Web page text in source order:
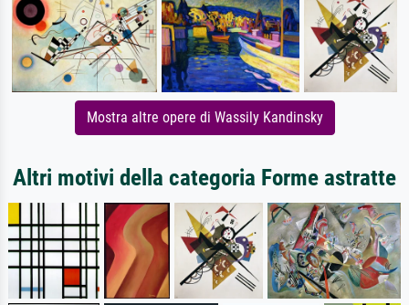
Mostra altre opere di Wassily Kandinsky
Altri motivi della categoria Forme astratte